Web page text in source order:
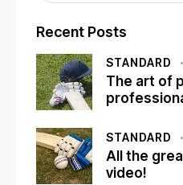
Recent Posts
STANDARD
The art of
STANDARD
All the
video!